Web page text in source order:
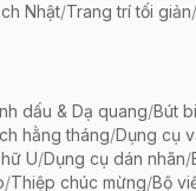
Nhật/Trang trí tối giản/
dấu & Dạ quang/Bút bi
hằng tháng/Dụng cụ
U/Dụng cụ dán nhãn/
/Thiệp chúc mừng/Bộ